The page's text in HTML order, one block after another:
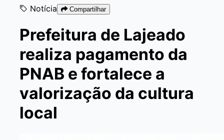
Notícia Compartilhar
Prefeitura de Lajeado
realiza pagamento da
PNAB e fortalece a
valorização da cultura
local